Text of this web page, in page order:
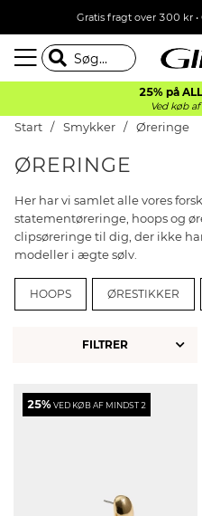
Gratis fragt over 300 kr
25% på
Ved køb
Start Smykker Øreringe
ØRERINGE
Her har vi samlet alle vores
statementøreringe, hoops og
clipsøreringe til dig, der ikke
modeller i ægte sølv.
HOOPS ØRESTIKKER
FILTRER
25%VED KØB AF MINDST 2